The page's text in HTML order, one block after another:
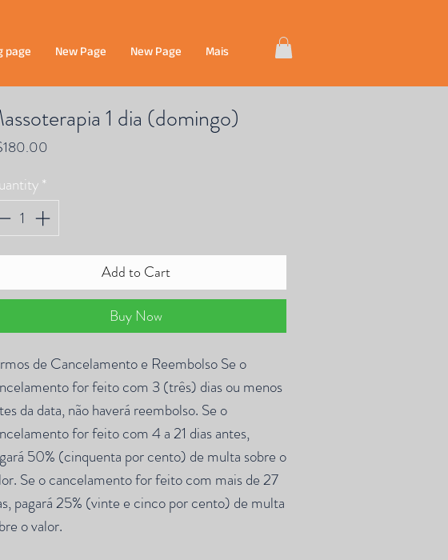
page New Page New Page Mais
1 dia (domingo)
*
Add to Cart
Buy Now
de Cancelamento e Reembolso Se o
for feito com 3 (três) dias ou menos
da data, não haverá reembolso. Se o
for feito com 4 a 21 dias antes,
50% (cinquenta por cento) de multa sobre o
Se o cancelamento for feito com mais de 27
pagará 25% (vinte e cinco por cento) de multa
o valor.